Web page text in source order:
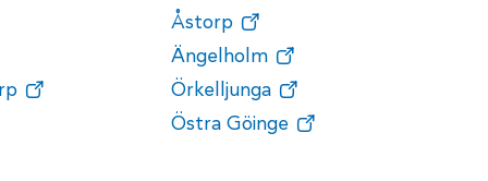
Åstorp
Ängelholm
Örkelljunga
Östra Göinge